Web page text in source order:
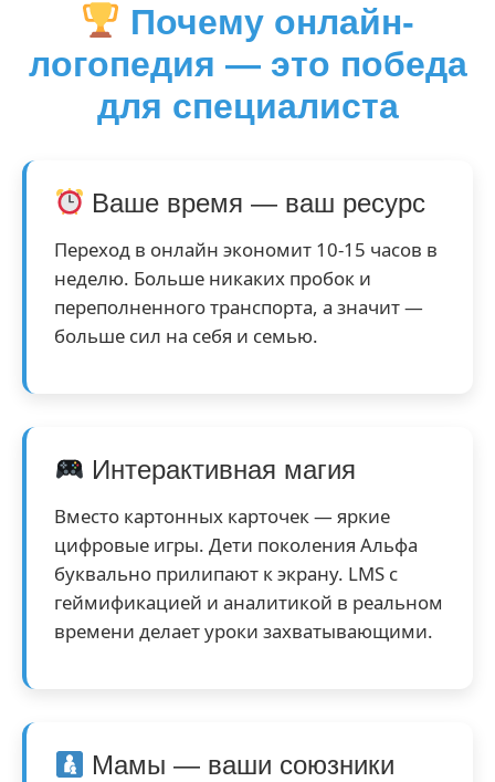
Почему онлайн-
логопедия — это победа
для специалиста
Ваше время — ваш ресурс
Переход в онлайн экономит 10-15 часов в
неделю. Больше никаких пробок и
переполненного транспорта, а значит —
больше сил на себя и семью.
Интерактивная магия
Вместо картонных карточек — яркие
цифровые игры. Дети поколения Альфа
буквально прилипают к экрану. LMS с
геймификацией и аналитикой в реальном
времени делает уроки захватывающими.
Мамы — ваши союзники